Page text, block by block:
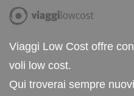
Viaggi Low Cost offre
voli low cost.
Qui troverai sempre